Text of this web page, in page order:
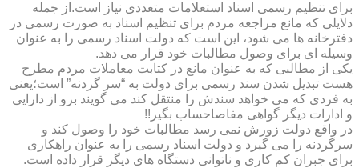
برای تنظیم رسمی اسناد استعلامات متعددی نیاز است.از جمله
دلایلی که مانع مراجعه مردم برای تنظیم اسناد به صورت رسمی در
دفترخانه ها می شود، این است که دولت اسناد رسمی را به عنوان
وسیله ای برای وصول مطالبات خود قرار می دهد.
یکی از مطالبی که به عنوان مانع در کتابت معاملات مردم مطرح
هست تبدیل شدن سند رسمی برای دولت به “سر گردنه” است؛یعنی
به فردی که می خواهد سندش را منتقل کند می گویند برو از دارایی
و ادارات دیگر گواهی مفاصاحساب بگیر!!
در واقع دولت زورش نمی رسد مطالبات خود را وصول کند و
سرگردنه را می گیرد و دولت اسناد رسمی را به عنوان راهکاری
برای جبران کم کاری و ناتوانی دستگاه های دیگر قرار داده است.